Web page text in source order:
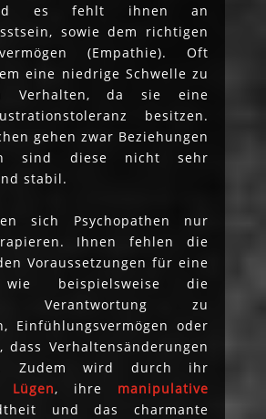
es fehlt ihnen an
sowie dem richtigen
(Empathie). Oft
eine niedrige Schwelle zu
Verhalten, da sie eine
besitzen.
gehen zwar Beziehungen
sind diese nicht sehr
stabil.
sich Psychopathen nur
Ihnen fehlen die
Voraussetzungen für eine
wie beispielsweise die
Verantwortung zu
Einfühlungsvermögen oder
dass Verhaltensänderungen
Zudem wird durch ihr
Lügen, ihre manipulative
und das charmante